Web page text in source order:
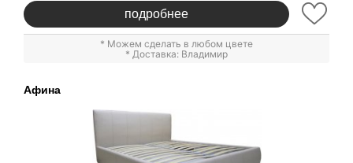
подробнее
* Можем сделать в любом цвете
* Доставка: Владимир
Афина